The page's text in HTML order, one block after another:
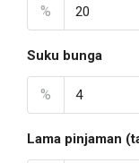
%
Suku bunga
%
Lama pinjaman